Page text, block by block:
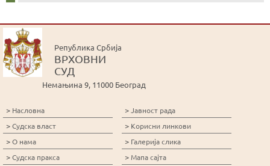
Република Србија
ВРХОВНИ
СУД
Немањина 9, 11000 Београд
> Насловна
>Судска власт
>О нама
>Судска пракса
>Јавност рада
> Корисни линкови
> Галерија слика
> Мапа сајта